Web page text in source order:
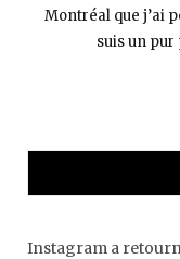
Montréal que j’ai
suis un
Instagram a